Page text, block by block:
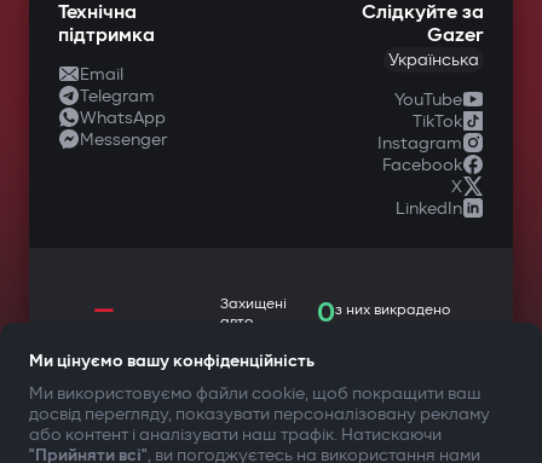
Автозапуск при включенні
запалювання
Автовимкнення при відключенні
Технічна
підтримка
Email
Telegram
WhatsApp
Messenger
Слідкуйте за
Gazer
Українська
YouTube
TikTok
Instagram
Facebook
X
LinkedIn
—
Захищені
авто
0з них викрадено
ТВОЯ БЕЗПЕКА ПЕРЕДУСІМ
Ми цінуємо вашу конфіденційність
Ми використовуємо файли cookie, щоб покращити ваш
досвід перегляду, показувати персоналізовану рекламу
або контент і аналізувати наш трафік. Натискаючи
"Прийняти всі", ви погоджуєтесь на використання нами